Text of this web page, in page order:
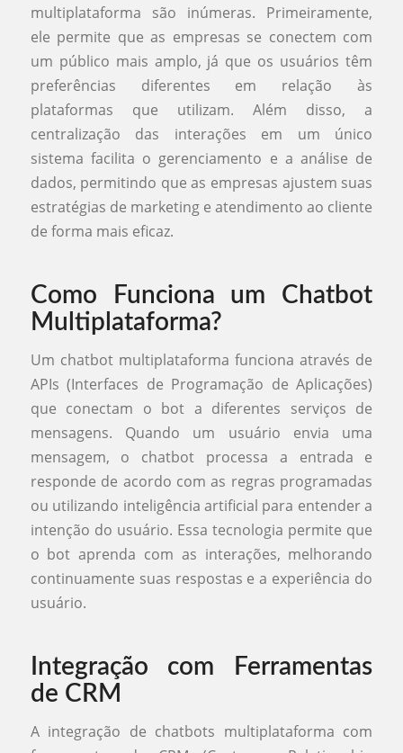
multiplataforma são inúmeras. Primeiramente,
ele permite que as empresas se conectem com
um público mais amplo, já que os usuários têm
preferências diferentes em relação às
plataformas que utilizam. Além disso, a
centralização das interações em um único
sistema facilita o gerenciamento e a análise de
dados, permitindo que as empresas ajustem suas
estratégias de marketing e atendimento ao cliente
de forma mais eficaz.
Como Funciona um Chatbot
Multiplataforma?
Um chatbot multiplataforma funciona através de
APIs (Interfaces de Programação de Aplicações)
que conectam o bot a diferentes serviços de
mensagens. Quando um usuário envia uma
mensagem, o chatbot processa a entrada e
responde de acordo com as regras programadas
ou utilizando inteligência artificial para entender a
intenção do usuário. Essa tecnologia permite que
o bot aprenda com as interações, melhorando
continuamente suas respostas e a experiência do
usuário.
Integração com Ferramentas
de CRM
A integração de chatbots multiplataforma com